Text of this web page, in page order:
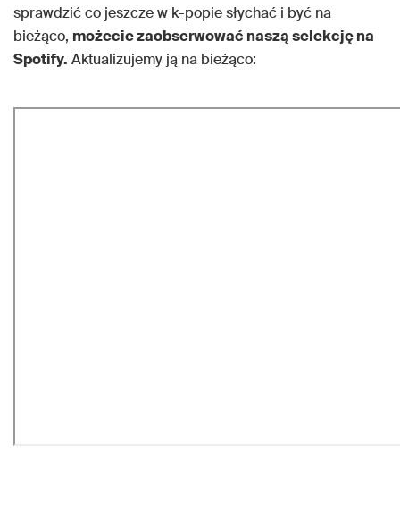
sprawdzić co jeszcze w k-popie słychać i być na
bieżąco, możecie zaobserwować naszą selekcję na
Spotify. Aktualizujemy ją na bieżąco: